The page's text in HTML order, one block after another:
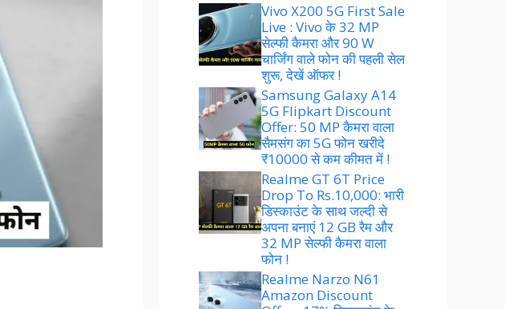
Vivo X200 5G First Sale
Live : Vivo के 32 MP
सेल्फी कैमरा और 90 W
चार्जिंग वाले फोन की पहली सेल
शुरू, देखें ऑफर !
Samsung Galaxy A14
5G Flipkart Discount
Offer: 50 MP कैमरा वाला
सैमसंग का 5G फोन खरीदे
₹10000 से कम कीमत में !
Realme GT 6T Price
Drop To Rs.10,000: भारी
डिस्काउंट के साथ जल्दी से
अपना बनाएं 12 GB रैम और
32 MP सेल्फी कैमरा वाला
फोन !
Realme Narzo N61
Amazon Discount